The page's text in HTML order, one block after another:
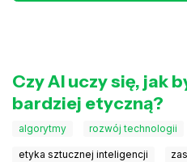
Czy AI uczy się, jak
bardziej etyczną?
algorytmy rozwój technologii
etyka sztucznej inteligencji